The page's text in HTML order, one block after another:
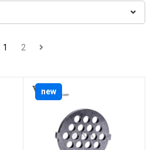
1 2
new